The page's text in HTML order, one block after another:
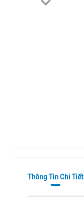
Thông Tin Chi Tiết